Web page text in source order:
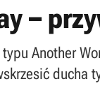
–
Another